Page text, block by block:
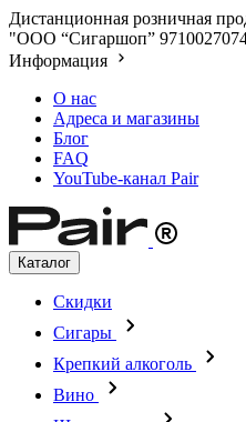
Дистанционная розничная
"ООО “Сигаршоп”
Информация
О нас
Адреса и магазины
Блог
FAQ
YouTube-канал Pair
Каталог
Скидки
Сигары
Крепкий алкоголь
Вино